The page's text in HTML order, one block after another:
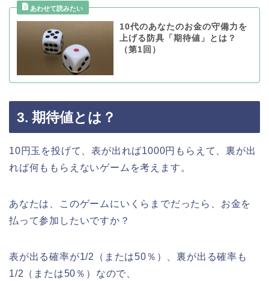
10代のあなたのお金の守備力を
上げる防具「期待値」とは？
（第1回）
3. 期待値とは？
10円玉を投げて、表が出れば1000円もらえて、裏が出
れば何ももらえないゲームを考えます。
あなたは、このゲームにいくらまでだったら、お金を
払って参加したいですか？
表が出る確率が1/2（または50％）、裏が出る確率も
1/2（または50％）なので、